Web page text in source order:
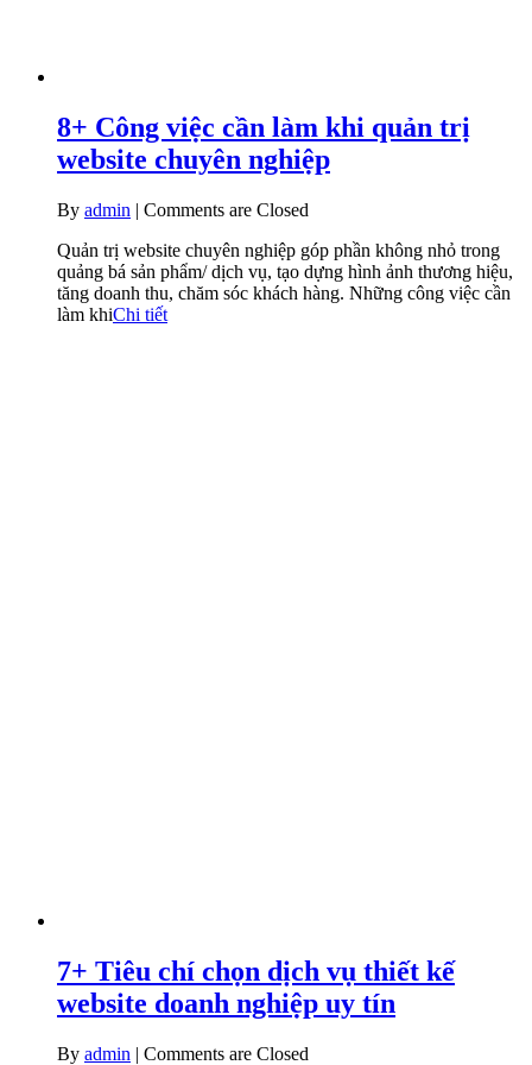
8+ Công việc cần làm khi quản trị
website chuyên nghiệp
By admin | Comments are Closed
Quản trị website chuyên nghiệp góp phần không nhỏ trong
quảng bá sản phẩm/ dịch vụ, tạo dựng hình ảnh thương hiệu,
tăng doanh thu, chăm sóc khách hàng. Những công việc cần
làm khiChi tiết
7+ Tiêu chí chọn dịch vụ thiết kế
website doanh nghiệp uy tín
By admin | Comments are Closed